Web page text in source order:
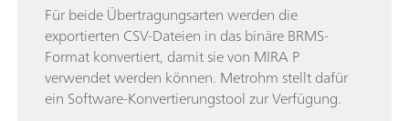
Für beide Übertragungsarten werden die
exportierten CSV-Dateien in das binäre BRMS-
Format konvertiert, damit sie von MIRA P
verwendet werden können. Metrohm stellt dafür
ein Software-Konvertierungstool zur Verfügung.